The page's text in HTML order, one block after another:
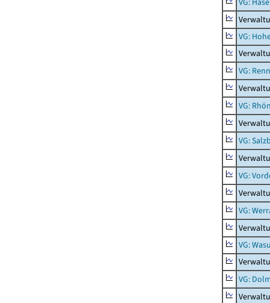
VG:
VG:
VG:
VG:
VG:
VG:
VG:
VG: